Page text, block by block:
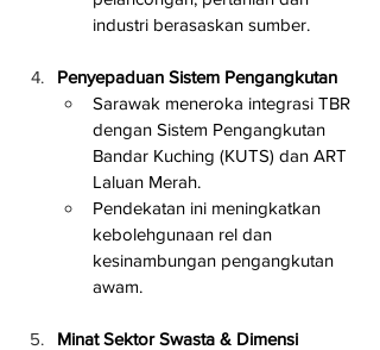
industri berasaskan sumber.
Penyepaduan Sistem Pengangkutan
Sarawak meneroka integrasi TBR
dengan Sistem Pengangkutan
Bandar Kuching (KUTS) dan ART
Laluan Merah.
Pendekatan ini meningkatkan
kebolehgunaan rel dan
kesinambungan pengangkutan
awam.
Minat Sektor Swasta & Dimensi